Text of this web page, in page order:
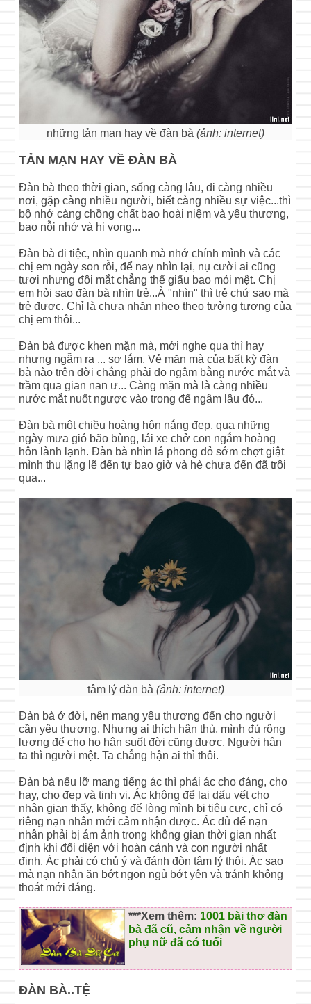
những tản mạn hay về đàn bà (ảnh: internet)
TẢN MẠN HAY VỀ ĐÀN BÀ
Đàn bà theo thời gian, sống càng lâu, đi càng nhiều
nơi, gặp càng nhiều người, biết càng nhiều sự việc...thì
bộ nhớ càng chồng chất bao hoài niệm và yêu thương,
bao nỗi nhớ và hi vọng...
Đàn bà đi tiệc, nhìn quanh mà nhớ chính mình và các
chị em ngày son rỗi, để nay nhìn lại, nụ cười ai cũng
tươi nhưng đôi mắt chẳng thể giấu bao mỏi mệt. Chị
em hỏi sao đàn bà nhìn trẻ...À "nhìn" thì trẻ chứ sao mà
trẻ được. Chỉ là chưa nhăn nheo theo tưởng tượng của
chị em thôi...
Đàn bà được khen mặn mà, mới nghe qua thì hay
nhưng ngẫm ra ... sợ lắm. Vẻ mặn mà của bất kỳ đàn
bà nào trên đời chẳng phải do ngâm bằng nước mắt và
trầm qua gian nan ư... Càng mặn mà là càng nhiều
nước mắt nuốt ngược vào trong để ngâm lâu đó...
Đàn bà một chiều hoàng hôn nắng đẹp, qua những
ngày mưa gió bão bùng, lái xe chở con ngắm hoàng
hôn lành lạnh. Đàn bà nhìn lá phong đỏ sớm chợt giật
mình thu lặng lẽ đến tự bao giờ và hè chưa đến đã trôi
qua...
tâm lý đàn bà (ảnh: internet)
Đàn bà ở đời, nên mang yêu thương đến cho người
cần yêu thương. Nhưng ai thích hận thù, mình đủ rộng
lượng để cho họ hận suốt đời cũng được. Người hận
ta thì người mệt. Ta chẳng hận ai thì thôi.
Đàn bà nếu lỡ mang tiếng ác thì phải ác cho đáng, cho
hay, cho đẹp và tinh vi. Ác không để lại dấu vết cho
nhân gian thấy, không để lòng mình bị tiêu cực, chỉ có
riêng nạn nhân mới cảm nhận được. Ác đủ để nạn
nhân phải bị ám ảnh trong không gian thời gian nhất
định khi đối diện với hoàn cảnh và con người nhất
định. Ác phải có chủ ý và đánh đòn tâm lý thôi. Ác sao
mà nạn nhân ăn bớt ngon ngủ bớt yên và tránh không
thoát mới đáng.
***Xem thêm: 1001 bài thơ đàn
bà đã cũ, cảm nhận về người
phụ nữ đã có tuổi
ĐÀN BÀ..TỆ